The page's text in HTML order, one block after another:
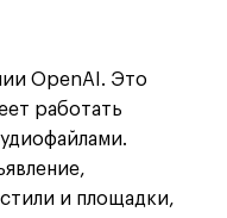
OpenAI. Это
работать
и площадки,